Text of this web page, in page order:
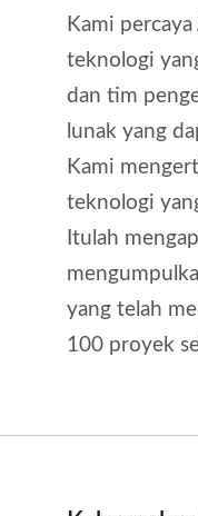
Kami
teknologi
dan tim
lunak yang
Kami
teknologi
Itulah
yang telah
100 proyek